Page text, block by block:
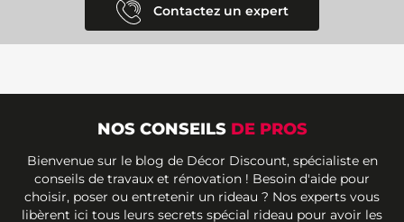
Contactez un expert
NOS CONSEILS DE PROS
Bienvenue sur le blog de Décor Discount, spécialiste en
conseils de travaux et rénovation ! Besoin d'aide pour
choisir, poser ou entretenir un rideau ? Nos experts vous
libèrent ici tous leurs secrets spécial rideau pour avoir les